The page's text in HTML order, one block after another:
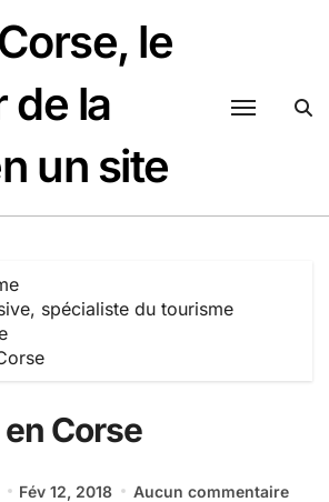
le
de la
un site
spécialiste du tourisme
Corse
Fév 12, 2018 Aucun commentaire